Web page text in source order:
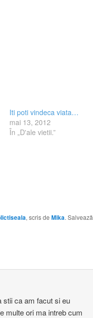
Iti poti vindeca viata…
mai 13, 2012
În „D'ale vietii.”
, scris de Mika. Salvează
stii ca am facut si eu
multe ori ma intreb cum